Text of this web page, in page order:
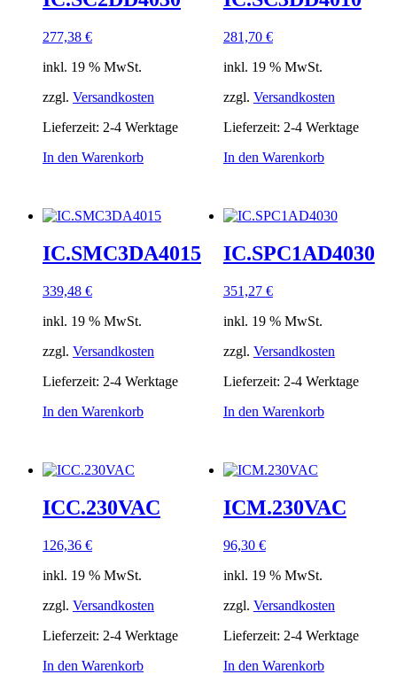
277,38 €
inkl. 19 % MwSt.
zzgl. Versandkosten
Lieferzeit: 2-4 Werktage
In den Warenkorb
281,70 €
inkl. 19 % MwSt.
zzgl. Versandkosten
Lieferzeit: 2-4 Werktage
In den Warenkorb
IC.SMC3DA4015
339,48 €
inkl. 19 % MwSt.
zzgl. Versandkosten
Lieferzeit: 2-4 Werktage
In den Warenkorb
IC.SPC1AD4030
351,27 €
inkl. 19 % MwSt.
zzgl. Versandkosten
Lieferzeit: 2-4 Werktage
In den Warenkorb
ICC.230VAC
126,36 €
inkl. 19 % MwSt.
zzgl. Versandkosten
Lieferzeit: 2-4 Werktage
In den Warenkorb
ICM.230VAC
96,30 €
inkl. 19 % MwSt.
zzgl. Versandkosten
Lieferzeit: 2-4 Werktage
In den Warenkorb